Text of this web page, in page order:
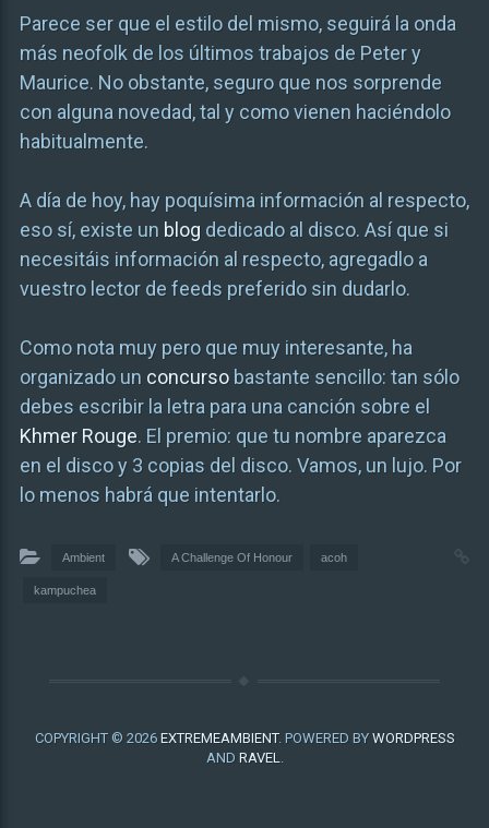
Parece ser que el estilo del mismo, seguirá la onda
más neofolk de los últimos trabajos de Peter y
Maurice. No obstante, seguro que nos sorprende
con alguna novedad, tal y como vienen haciéndolo
habitualmente.
A día de hoy, hay poquísima información al respecto,
eso sí, existe un blog dedicado al disco. Así que si
necesitáis información al respecto, agregadlo a
vuestro lector de feeds preferido sin dudarlo.
Como nota muy pero que muy interesante, ha
organizado un concursobastante sencillo: tan sólo
debes escribir la letra para una canción sobre el
Khmer Rouge. El premio: que tu nombre aparezca
en el disco y 3 copias del disco. Vamos, un lujo. Por
lo menos habrá que intentarlo.
Ambient A Challenge Of Honour acoh
kampuchea
COPYRIGHT © 2026 EXTREMEAMBIENT. POWERED BY WORDPRESS
AND RAVEL